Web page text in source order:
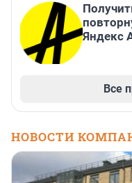
Яндекс
Все
НОВОСТИ